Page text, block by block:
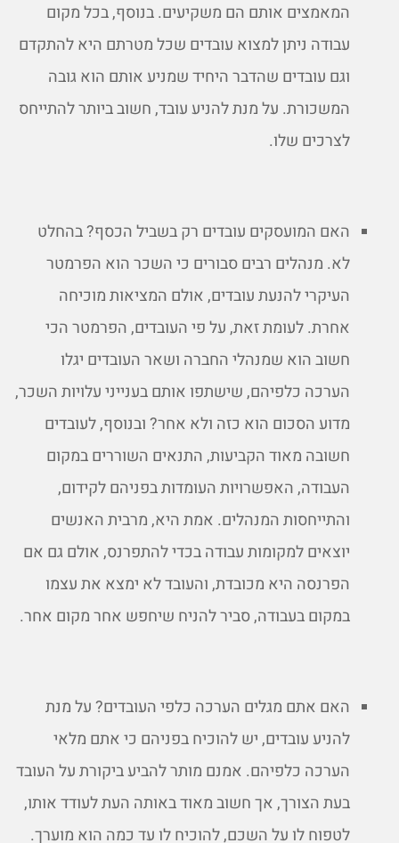
המאמצים אותם הם משקיעים. בנוסף, בכל מקום
עבודה ניתן למצוא עובדים שכל מטרתם היא להתקדם
וגם עובדים שהדבר היחיד שמניע אותם הוא גובה
המשכורת. על מנת להניע עובד, חשוב ביותר להתייחס
לצרכים שלו.
האם המועסקים עובדים רק בשביל הכסף? בהחלט
לא. מנהלים רבים סבורים כי השכר הוא הפרמטר
העיקרי להנעת עובדים, אולם המציאות מוכיחה
אחרת. לעומת זאת, על פי העובדים, הפרמטר הכי
חשוב הוא שמנהלי החברה ושאר העובדים יגלו
הערכה כלפיהם, שישתפו אותם בענייני עלויות השכר,
מדוע הסכום הוא כזה ולא אחר? ובנוסף, לעובדים
חשובה מאוד הקביעות, התנאים השוררים במקום
העבודה, האפשרויות העומדות בפניהם לקידום,
והתייחסות המנהלים. אמת היא, מרבית האנשים
יוצאים למקומות עבודה בכדי להתפרנס, אולם גם אם
הפרנסה היא מכובדת, והעובד לא ימצא את עצמו
במקום בעבודה, סביר להניח שיחפש אחר מקום אחר.
האם אתם מגלים הערכה כלפי העובדים? על מנת
להניע עובדים, יש להוכיח בפניהם כי אתם מלאי
הערכה כלפיהם. אמנם מותר להביע ביקורת על העובד
בעת הצורך, אך חשוב מאוד באותה העת לעודד אותו,
לטפוח לו על השכם, להוכיח לו עד כמה הוא מוערך.